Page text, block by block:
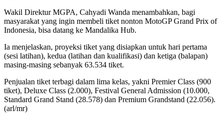
Wakil Direktur MGPA, Cahyadi Wanda menambahkan, bagi
masyarakat yang ingin membeli tiket nonton MotoGP Grand Prix of
Indonesia, bisa datang ke Mandalika Hub.
Ia menjelaskan, proyeksi tiket yang disiapkan untuk hari pertama
(sesi latihan), kedua (latihan dan kualifikasi) dan ketiga (balapan)
masing-masing sebanyak 63.534 tiket.
Penjualan tiket terbagi dalam lima kelas, yakni Premier Class (900
tiket), Deluxe Class (2.000), Festival General Admission (10.000,
Standard Grand Stand (28.578) dan Premium Grandstand (22.056).
(arl/mr)